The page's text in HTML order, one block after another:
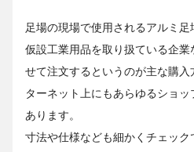
足場の現場で使用されるアルミ足
仮設工業用品を取り扱ている企
せて注文するというのが主な購
ターネット上にもあらゆるショ
あります。
寸法や仕様なども細かくチェッ